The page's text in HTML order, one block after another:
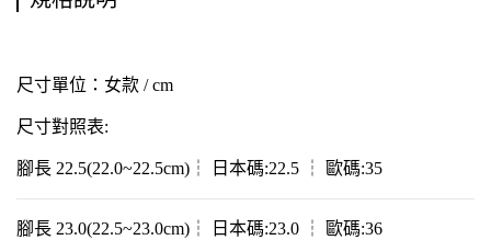
尺寸單位：女款 / cm
尺寸對照表:
腳長 22.5(22.0~22.5cm)┆ 日本碼:22.5 ┆ 歐碼:35
腳長 23.0(22.5~23.0cm)┆ 日本碼:23.0 ┆ 歐碼:36